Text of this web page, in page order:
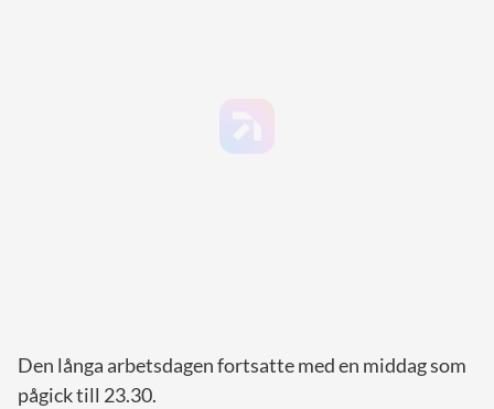
Den långa arbetsdagen fortsatte med en middag som
pågick till 23.30.